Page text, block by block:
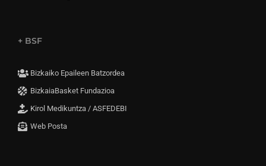
+ BSF
Bizkaiko Epaileen Batzordea
BizkaiaBasket Fundazioa
Kirol Medikuntza / ASFEDEBI
Web Posta